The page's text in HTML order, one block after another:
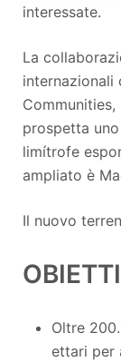
interessate.
La
internazionali
Communities,
prospetta
limítrofe
ampliato è
Il nuovo
Oltre
ettari per